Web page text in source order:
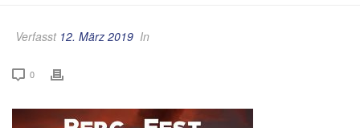
Verfasst 12. März 2019 In
0